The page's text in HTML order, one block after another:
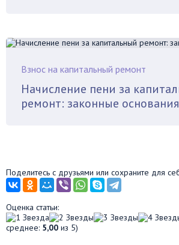
Взнос на капитальный ремонт
Начисление пени за
ремонт: законные основания
Поделитесь с друзьями или сохраните для
Оценка статьи:
среднее: 5,00 из 5)